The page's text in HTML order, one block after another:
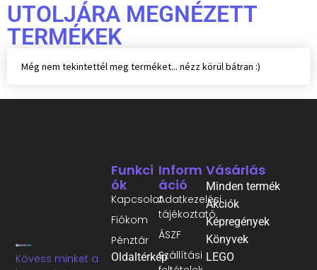
UTOLJÁRA MEGNÉZETT
TERMÉKEK
Még nem tekintettél meg terméket... nézz körül bátran :)
Kövess minket a
Inform
Áció
Adatkezelési
tájékoztató
ÁSZF
Szállítási
Funkci
Ók
Kapcsolat
Fiókom
Pénztár
Oldaltérkép
Vásárlás
Minden termék
Akciók
Képregények
Könyvek
LEGO